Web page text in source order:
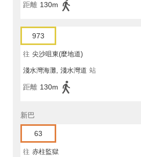
距離 130m
973
往 尖沙咀東(麼地道)
淺水灣海灘, 淺水灣道 站
距離 130m
新巴
63
往 赤柱監獄